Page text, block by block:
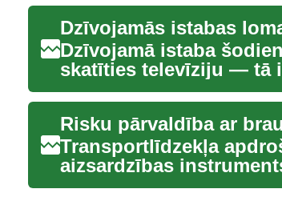
Dzīvojamās istabas
Dzīvojamā istaba
skatīties televīziju — tā
Risku pārvaldība ar
Transportlīdzekļa
aizsardzības
mazin...